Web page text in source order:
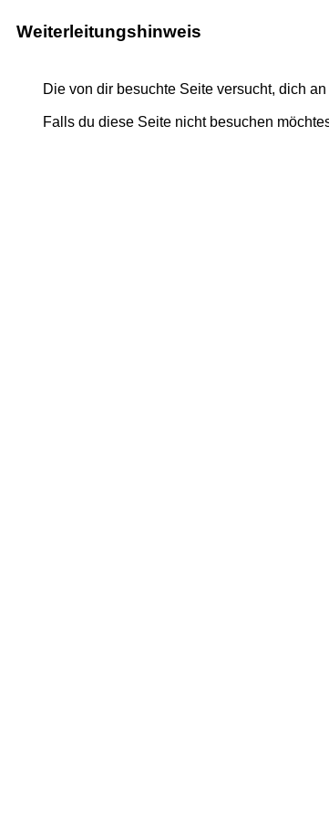
Weiterleitungshinweis
Die von dir besuchte Seite versucht, dich an
Falls du diese Seite nicht besuchen